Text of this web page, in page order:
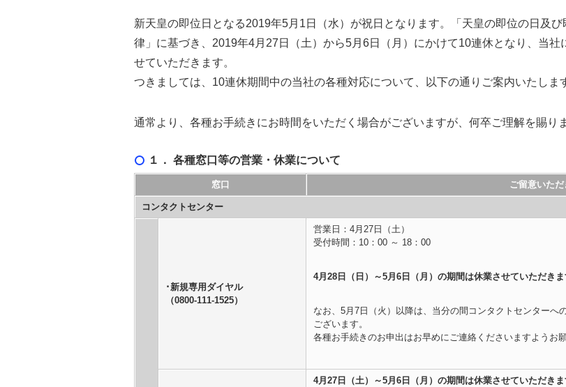
新天皇の即位日となる2019年5月1日（水）が祝日となります。「天皇の即位の日及
律」に基づき、2019年4月27日（土）から5月6日（月）にかけて10連休となり、当
せていただきます。
つきましては、10連休期間中の当社の各種対応について、以下の通りご案内いたしま
通常より、各種お手続きにお時間をいただく場合がございますが、何卒ご理解を賜り
１． 各種窓口等の営業・休業について
窓口 ご留意いた
コンタクトセンター
･新規専用ダイヤル
（0800-111-1525）
営業日：4月27日（土）
受付時間：10：00 ～ 18：00
4月28日（日）～5月6日（月）の期間は休業させていただきま
なお、5月7日（火）以降は、当分の間コンタクトセンター
ございます。
各種お手続きのお申出はお早めにご連絡くださいますようお願
4月27日（土）～5月6日（月）の期間は休業させていただきま